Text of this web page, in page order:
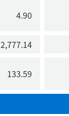
4.90
2,777.14
133.59